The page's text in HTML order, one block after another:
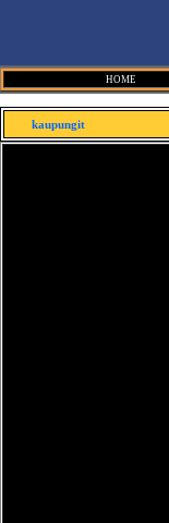
HOME
kaupungit